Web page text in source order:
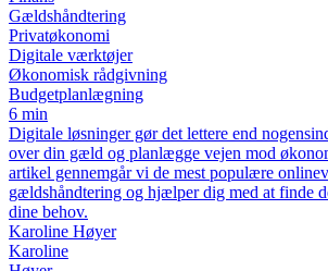
Gældshåndtering
Privatøkonomi
Digitale værktøjer
Økonomisk rådgivning
Budgetplanlægning
6 min
Digitale løsninger gør det lettere end
over din gæld og planlægge vejen mod
artikel gennemgår vi de mest populære
gældshåndtering og hjælper dig med at finde
dine behov.
Karoline Høyer
Karoline